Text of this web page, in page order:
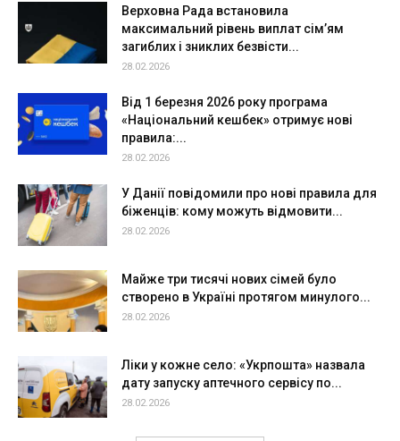
Верховна Рада встановила
максимальний рівень виплат сім’ям
загиблих і зниклих безвісти...
28.02.2026
Від 1 березня 2026 року програма
«Національний кешбек» отримує нові
правила:...
28.02.2026
У Данії повідомили про нові правила для
біженців: кому можуть відмовити...
28.02.2026
Майже три тисячі нових сімей було
створено в Україні протягом минулого...
28.02.2026
Ліки у кожне село: «Укрпошта» назвала
дату запуску аптечного сервісу по...
28.02.2026